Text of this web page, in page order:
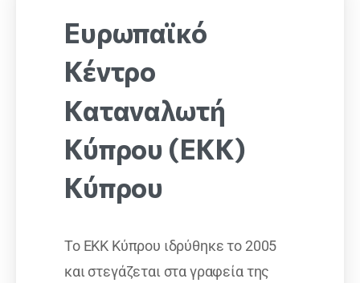
Ευρωπαϊκό
Κέντρο
Καταναλωτή
Κύπρου (ΕΚΚ)
Κύπρου
Το ΕΚΚ Κύπρου ιδρύθηκε το 2005
και στεγάζεται στα γραφεία της